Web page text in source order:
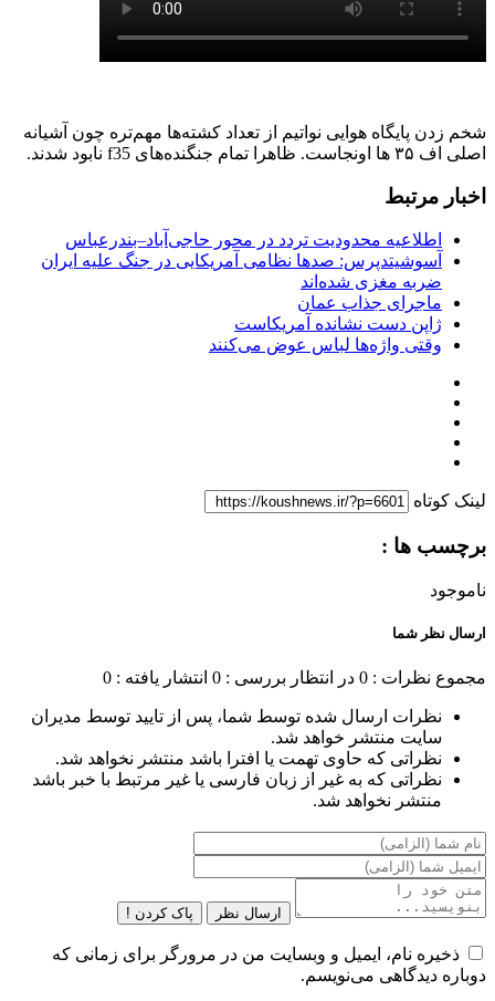
شخم زدن پایگاه هوایی نواتیم از تعداد کشته‌ها مهم‌تره چون آشیانه
اصلی اف ۳۵ ها اونجاست. ظاهرا تمام جنگنده‌های f35 نابود شدند.
اخبار مرتبط
اطلاعیه محدودیت تردد در محور حاجی‌آباد–بندرعباس
آسوشیتدپرس: صدها نظامی آمریکایی در جنگ علیه ایران
ضربه مغزی شده‌اند
ماجرای جذاب عمان
ژاپن دست نشانده آمریکاست
وقتی واژه‌ها لباس عوض می‌کنند
لینک کوتاه
برچسب ها :
ناموجود
ارسال نظر شما
مجموع نظرات : 0 در انتظار بررسی : 0 انتشار یافته : 0
نظرات ارسال شده توسط شما، پس از تایید توسط مدیران
سایت منتشر خواهد شد.
نظراتی که حاوی تهمت یا افترا باشد منتشر نخواهد شد.
نظراتی که به غیر از زبان فارسی یا غیر مرتبط با خبر باشد
منتشر نخواهد شد.
ارسال نظر پاک کردن !
ذخیره نام، ایمیل و وبسایت من در مرورگر برای زمانی که
دوباره دیدگاهی می‌نویسم.